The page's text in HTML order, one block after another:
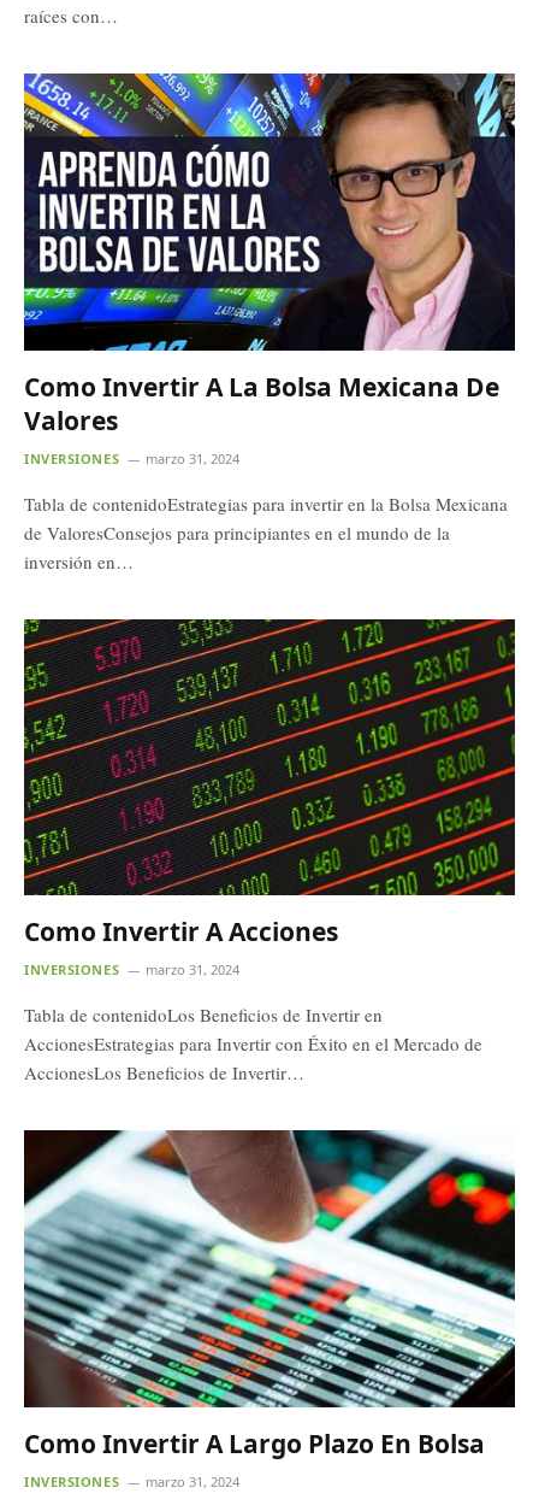
raíces con…
Como Invertir A La Bolsa Mexicana De
Valores
INVERSIONES marzo 31, 2024
Tabla de contenidoEstrategias para invertir en la Bolsa Mexicana
de ValoresConsejos para principiantes en el mundo de la
inversión en…
Como Invertir A Acciones
INVERSIONES marzo 31, 2024
Tabla de contenidoLos Beneficios de Invertir en
AccionesEstrategias para Invertir con Éxito en el Mercado de
AccionesLos Beneficios de Invertir…
Como Invertir A Largo Plazo En Bolsa
INVERSIONES marzo 31, 2024